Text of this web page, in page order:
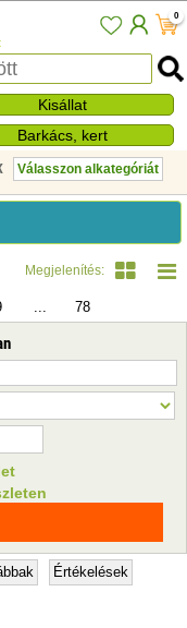
0
Kisállat
Barkács, kert
Megjelenítés:
... 78
Értékelések